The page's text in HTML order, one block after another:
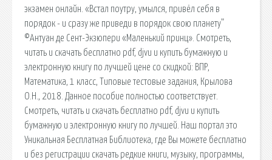
экзамен онлайн. «Встал поутру, умылся, привёл себя в
порядок - и сразу же приведи в порядок свою планету”
©️Антуан де Сент-Экзюпери «Маленький принц». Смотреть,
читать и скачать бесплатно pdf, djvu и купить бумажную и
электронную книгу по лучшей цене со скидкой: ВПР,
Математика, 1 класс, Типовые тестовые задания, Крылова
О.Н., 2018. Данное пособие полностью соответствует.
Смотреть, читать и скачать бесплатно pdf, djvu и купить
бумажную и электронную книгу по лучшей. Наш портал это
Уникальная Бесплатная Библиотека, где Вы можете бесплатно
и без регистрации скачать редкие книги, музыку, программы,